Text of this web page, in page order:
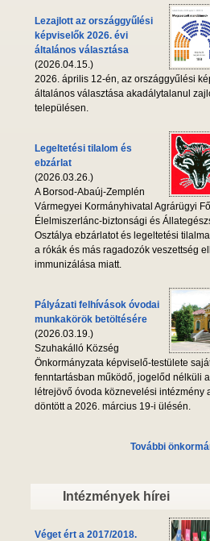
Lezajlott az országgyűlési
képviselők 2026. évi
általános választása
(2026.04.15.)
2026. április 12-én, az országgyűlési
általános választása akadálytalanul
településen.
Legeltetési tilalom és
ebzárlat
(2026.03.26.)
A Borsod-Abaúj-Zemplén
Vármegyei Kormányhivatal Agrárügyi
Élelmiszerlánc-biztonsági és
Osztálya ebzárlatot és legeltetési
a rókák és más ragadozók veszettség
immunizálása miatt.
Pályázati felhívások óvodai
munkakörök betöltésére
(2026.03.19.)
Szuhakálló Község
Önkormányzata képviselő-testülete
fenntartásban működő, jogelőd nélküli
létrejövő óvoda köznevelési intézmény
döntött a 2026. március 19-i ülésén.
További
Intézmények hírei
Véget ért a 2017/2018.